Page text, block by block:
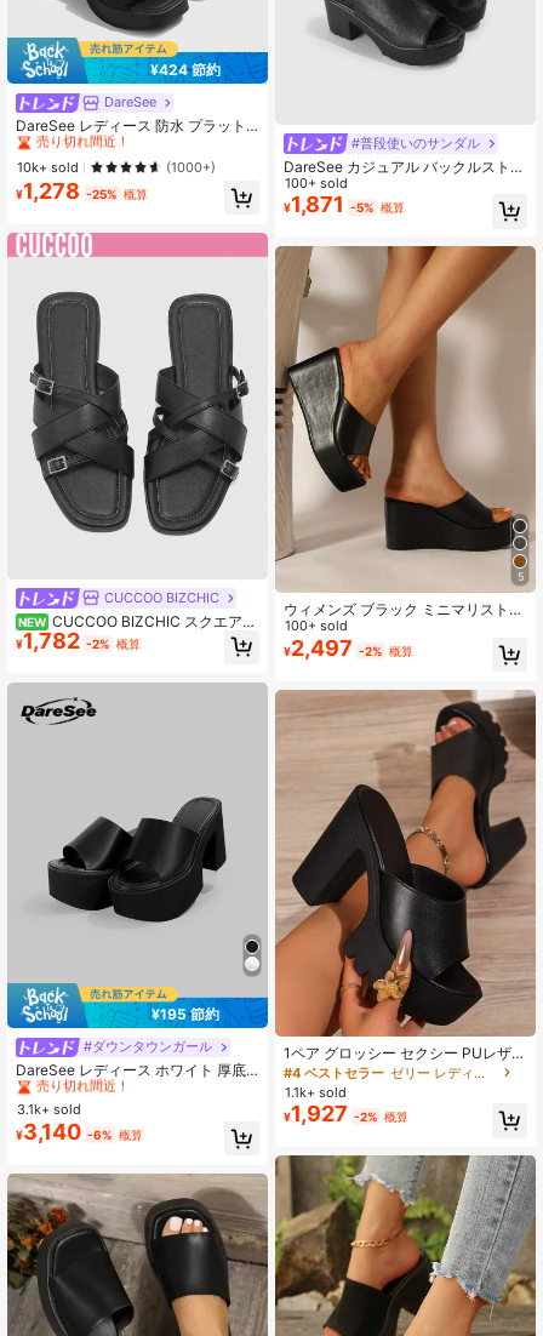
¥424 節約
DareSee
DareSee レディース 防水 プラット
フォーム 厚底サンダル オープントゥ
スリッポンシューズ 夏新作 チャンキ
ーハイヒール Y2Kスタイル 通学向け
#1 ベストセラー
売り切れ間近！
#1 ベストセラー
売り切れ間近！
#1 ベストセラー
売り切れ間近！
#1 ベストセラー
10k+ sold (1000+)
¥1,278 -25% 概算
CUCCOO BIZCHIC
NEW CUCCOO BIZCHIC スクエアト
ゥ クロスストラップサンダル レディ
ース ブラック フラットソール スリ
ザー ルーズシューズ
¥1,782 -2% 概算
¥195 節約
#ダウンタウンガール
DareSee レディース ホワイト 厚底
オープントゥ カジュアルファッショ
ンサンダル エレガント デイリー用
スリッパ ギフト ミュージックフェス
新学期向け
#1 ベストセラー
エレガント 女性用サンダル
売り切れ間近！
#1 ベストセラー
売り切れ間近！
#1 ベストセラー
売り切れ間近！
#1 ベストセラー
3.1k+ sold
¥3,140 -6% 概算
#普段使いのサンダル
DareSee カジュアル バックルストラ
ップ プラスサイズ レディース ハイ
ヒールシューズ、快適なミニマリス
ト 厚底ヒール レディースサンダル、
ーション サマーシューズ、レザー プ
ラットフォーム 厚底ヒール オープン
トゥ ブラックサンダル、春/夏 学校
再開
100+ sold
¥1,871 -5% 概算
5
ウィメンズ ブラック ミニマリスト
ウェッジ スライド サンダル、オープ
ントゥ サンダル デイリー、春夏コー
デ用
100+ sold
¥2,497 -2% 概算
1ペア グロッシー セクシー PUレザー
プラットフォーム ストラップ 厚底ヒ
ール オープントゥ カジュアル ハイ
ヒールサンダル、アウトドア 春夏、
ストリッパーヒール
#4 ベストセラー
ゼリー レディース サンダル
1.1k+ sold
¥1,927 -2% 概算